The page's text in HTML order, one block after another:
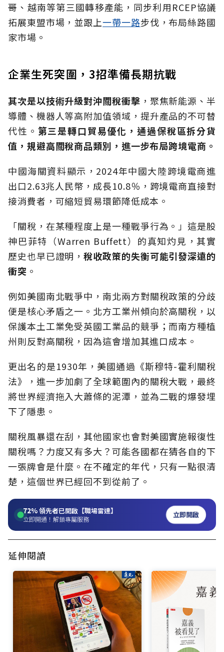
哥、越南等第三國轉移產能，同步利用RCEP協議
拓展東盟市場，並跟上一帶一路步伐，布局絲路國
家市場。
企業生死突圍，3招準備長期抗戰
其次是以技術升級對沖關稅衝擊 ，聚焦新能源、半
導體、機器人等高附加值領域，提升產品的不可替
代性。 第三是轉口貿易優化，通過保稅區拆分貨
值，規避高關稅商品類別，進一步布局跨境電商。
中國海關資料顯示，2024年中國大陸跨境電商進
出口2.63兆人民幣，成長10.8％，跨境電商直接對
接消費者，可縮短貿易環節降低成本。
「關稅，在某種程度上是一種戰爭行為。」這是股
神巴菲特（Warren Buffett）的真知灼見，其實
歷史也早已證明，稅收政策的失衡可能引發深遠的
衝突 。
例如美國南北戰爭中，南北兩方對關稅政策的分歧
便是核心矛盾之一。北方工業州傾向於高關稅，以
保護本土工業免受英國工業品的競爭；而南方種植
州則反對高關稅，因為這會增加其進口成本。
更出名的是1930年，美國通過《斯穆特-霍利關稅
法》，進一步加劇了全球範圍內的關稅大戰，最終
將世界經濟拖入大蕭條的泥潭，並為二戰的爆發埋
下了隱患。
關稅風暴還在刮，其他國家也會對美國實施報復性
關稅嗎？力度又有多大？可能各國都在猜各自的下
一張牌會是什麼。在不確定的年代，只有一點很清
楚，這個世界已經回不到從前了。
72%領先者已開啟【職場雷達】
立即開通！解鎖專屬服務 立即開啟
延伸閱讀